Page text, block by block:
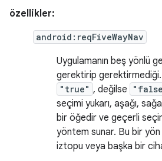
özellikler:
android:reqFiveWayNav
Uygulamanın beş yönlü
gerektirip gerektirmediği.
"true" , değilse
seçimi yukarı, aşağı,
bir öğedir ve geçerli
yöntem sunar. Bu bir
iztopu veya başka bir